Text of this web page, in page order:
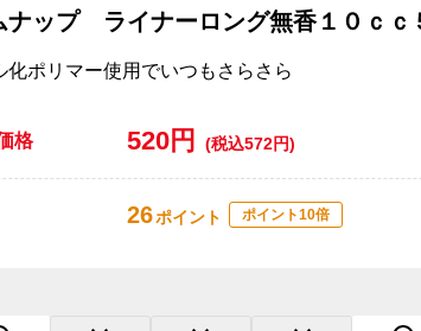
ナップ ライナーロング無香１０ｃｃ
化ポリマー使用でいつもさらさら
格 520円 (税込572円)
26ポイント ポイント10倍